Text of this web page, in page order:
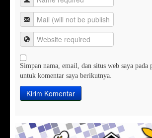
Simpan nama, email, dan situs web saya pada
untuk komentar saya berikutnya.